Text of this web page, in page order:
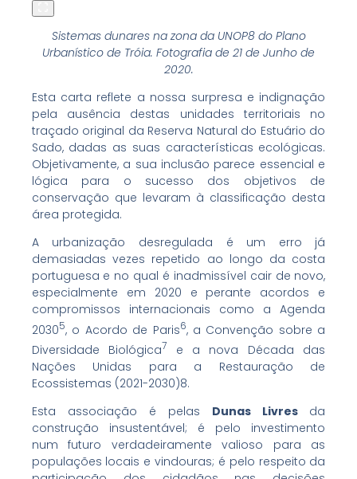
Sistemas dunares na zona da UNOP8 do Plano
Urbanístico de Tróia. Fotografia de 21 de Junho de
2020.
Esta carta reflete a nossa surpresa e indignação
pela ausência destas unidades territoriais no
traçado original da Reserva Natural do Estuário do
Sado, dadas as suas características ecológicas.
Objetivamente, a sua inclusão parece essencial e
lógica para o sucesso dos objetivos de
conservação que levaram à classificação desta
área protegida.
A urbanização desregulada é um erro já
demasiadas vezes repetido ao longo da costa
portuguesa e no qual é inadmissível cair de novo,
especialmente em 2020 e perante acordos e
compromissos internacionais como a Agenda
20305, o Acordo de Paris6, a Convenção sobre a
Diversidade Biológica7
e a nova Década das
Nações Unidas para a Restauração de
Ecossistemas (2021-2030)8.
Esta associação é pelas Dunas Livres da
construção insustentável; é pelo investimento
num futuro verdadeiramente valioso para as
populações locais e vindouras; é pelo respeito da